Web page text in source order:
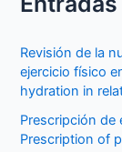
Revisión de la
ejercicio físico
hydration in
Prescripción de
Prescription of